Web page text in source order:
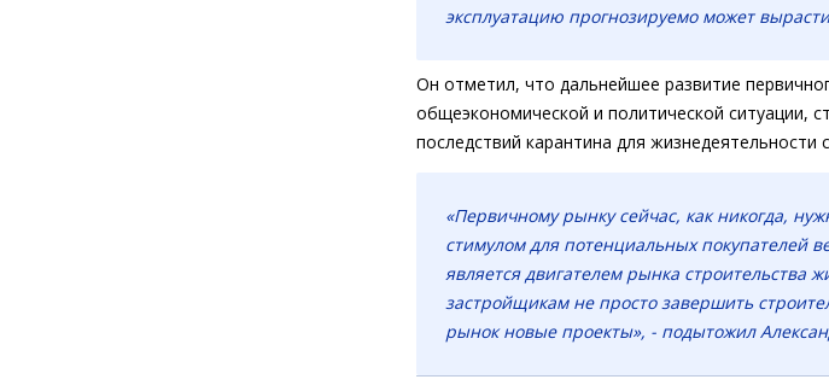
эксплуатацию прогнозируемо может
Он отметил, что дальнейшее развитие
общеэкономической и политической ситуации,
последствий карантина для жизнедеятельности
«Первичному рынку сейчас, как никогда,
стимулом для потенциальных покупателей
является двигателем рынка строительства
застройщикам не просто завершить
рынок новые проекты», - подытожил